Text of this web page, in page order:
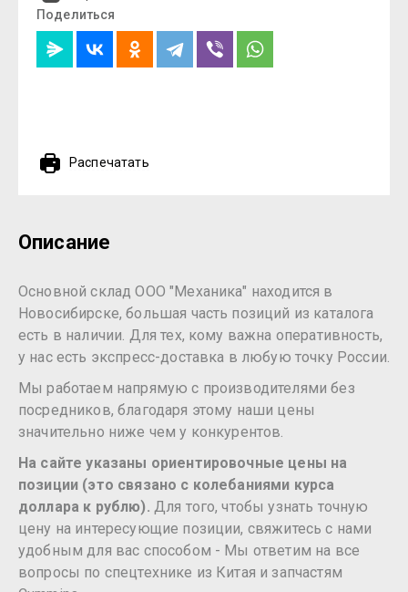
Поделиться
Распечатать
Описание
Основной склад ООО "Механика" находится в
Новосибирске, большая часть позиций из каталога
есть в наличии. Для тех, кому важна оперативность,
у нас есть экспресс-доставка в любую точку России.
Мы работаем напрямую с производителями без
посредников, благодаря этому наши цены
значительно ниже чем у конкурентов.
На сайте указаны ориентировочные цены на
позиции (это связано с колебаниями курса
доллара к рублю). Для того, чтобы узнать точную
цену на интересующие позиции, свяжитесь с нами
удобным для вас способом - Мы ответим на все
вопросы по спецтехнике из Китая и запчастям